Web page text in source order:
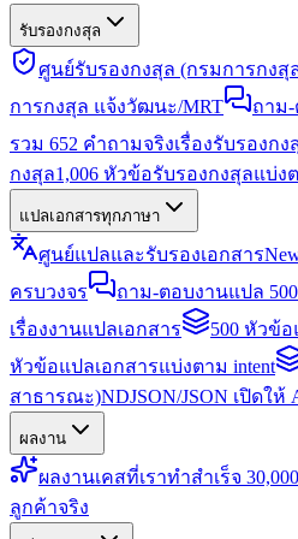
รับรองกงสุล
ศูนย์รับรองกงสุล (กรมการกงสุ
การกงสุล แจ้งวัฒนะ/MRT
ถาม-
รวม 652 คำถามจริงเรื่องรับรองกง
กงสุล1,006 หัวข้อรับรองกงสุลแบ่ง
แปลเอกสารทุกภาษา
ศูนย์แปลและรับรองเอกสาร
ครบวงจร
ถาม-ตอบงานแปล
เรื่องงานแปลเอกสาร
500 หัวข้
หัวข้อแปลเอกสารแบ่งตาม intent
สาธารณะ)NDJSON/JSON เปิดใ
ผลงาน
ผลงานเคสที่เราทำสำเร็จ
ลูกค้าจริง